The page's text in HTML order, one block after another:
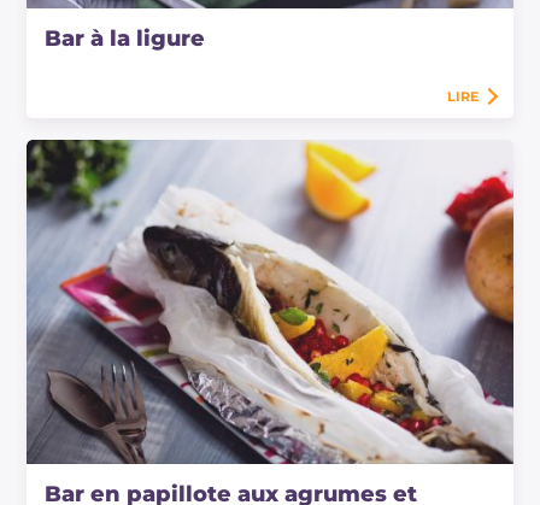
Bar à la ligure
LIRE
Bar en papillote aux agrumes et